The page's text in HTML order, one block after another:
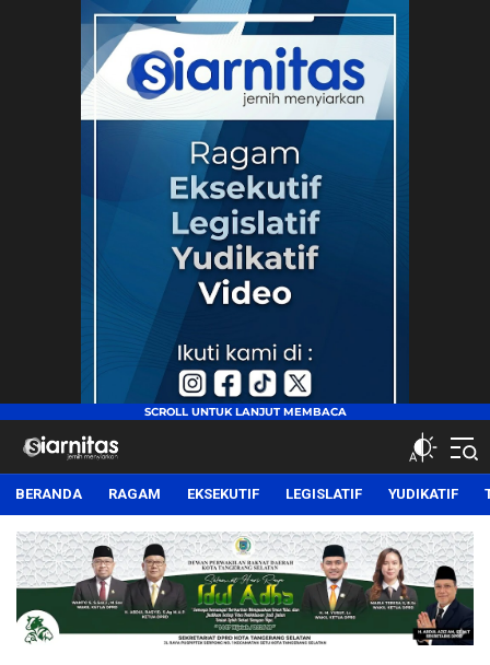
siarnitas
Jernih Menyiarkan
BERANDA RAGAM EKSEKUTIF LEGISLATIF YUDIKATIF